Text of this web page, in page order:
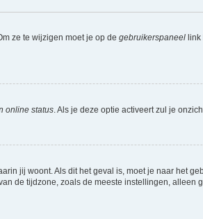
ze te wijzigen moet je op de gebruikerspaneel link
online status . Als je deze optie activeert zul je
jij woont. Als dit het geval is, moet je naar het
de tijdzone, zoals de meeste instellingen,